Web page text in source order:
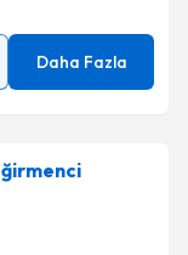
Daha Fazla